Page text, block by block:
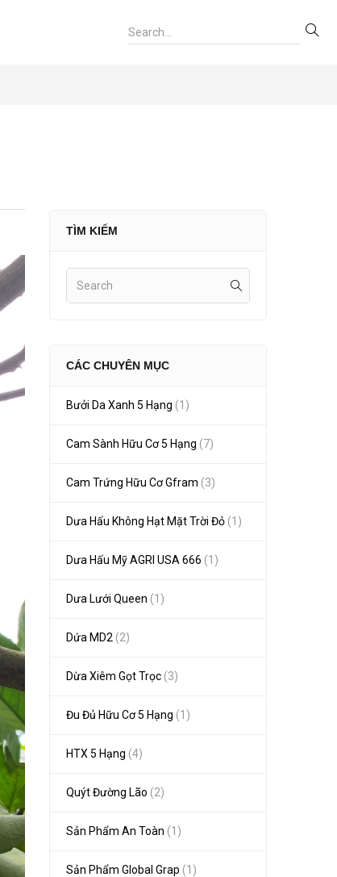
TÌM KIẾM
CÁC CHUYÊN MỤC
Bưởi Da Xanh 5 Hạng (1)
Cam Sành Hữu Cơ 5 Hạng (7)
Cam Trứng Hữu Cơ Gfram (3)
Dưa Hấu Không Hạt Mặt Trời Đỏ (1)
Dưa Hấu Mỹ AGRI USA 666 (1)
Dưa Lưới Queen (1)
Dứa MD2 (2)
Dừa Xiêm Gọt Trọc (3)
Đu Đủ Hữu Cơ 5 Hạng (1)
HTX 5 Hạng (4)
Quýt Đường Lão (2)
Sản Phẩm An Toàn (1)
Sản Phẩm Global Grap (1)